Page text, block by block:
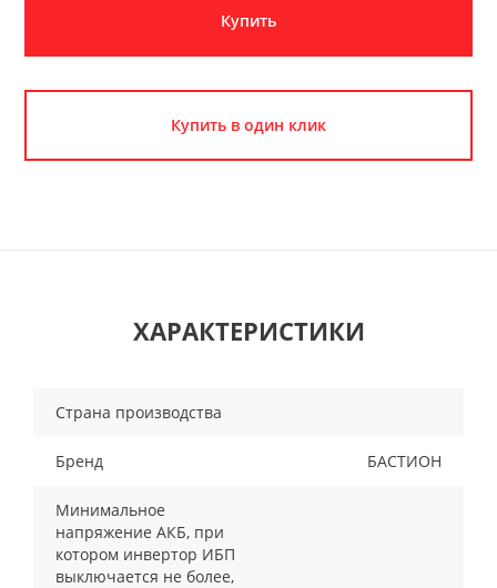
Купить
Купить в один клик
ХАРАКТЕРИСТИКИ
Страна производства
Бренд БАСТИОН
Минимальное
напряжение АКБ, при
котором инвертор ИБП
выключается не более,